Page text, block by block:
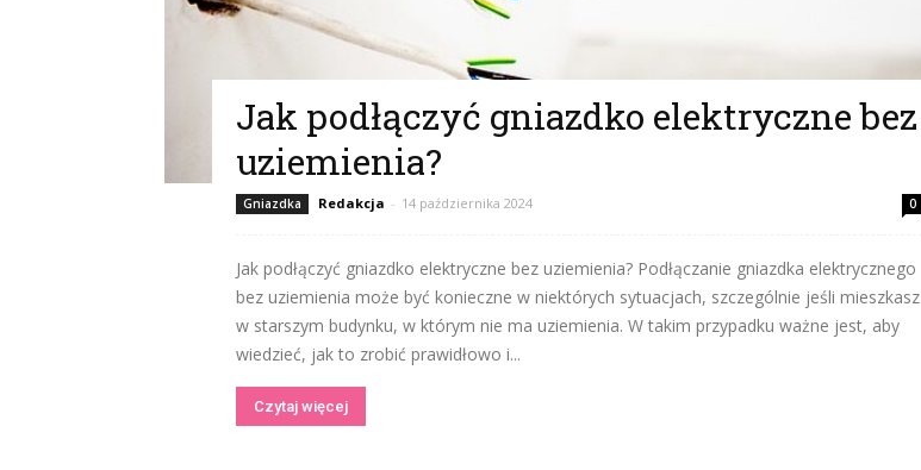
Jak podłączyć gniazdko elektryczne bez
uziemienia?
Gniazdka Redakcja - 14 października 2024 0
Jak podłączyć gniazdko elektryczne bez uziemienia? Podłączanie gniazdka elektrycznego
bez uziemienia może być konieczne w niektórych sytuacjach, szczególnie jeśli mieszkasz
w starszym budynku, w którym nie ma uziemienia. W takim przypadku ważne jest, aby
wiedzieć, jak to zrobić prawidłowo i...
Czytaj więcej